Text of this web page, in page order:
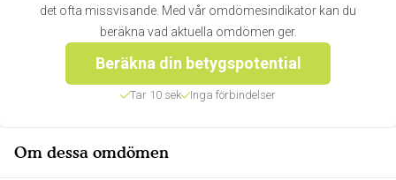
det ofta missvisande. Med vår omdömesindikator kan du
beräkna vad aktuella omdömen ger.
Beräkna din betygspotential
Tar 10 sek Inga förbindelser
Om dessa omdömen